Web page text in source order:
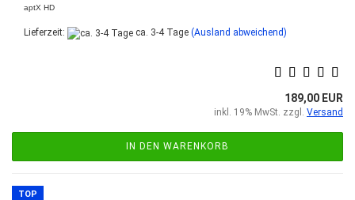
aptX HD
Lieferzeit: ca. 3-4 Tage (Ausland abweichend)
189,00 EUR
inkl. 19% MwSt. zzgl. Versand
IN DEN WARENKORB
TOP